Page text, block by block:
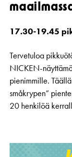
17.30-19.45
Tervetuloa
NICKEN-
pienimmille.
småkrypen”
20 henkilöä